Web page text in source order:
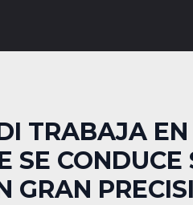
TRABAJA
SE CONDUCE
GRAN